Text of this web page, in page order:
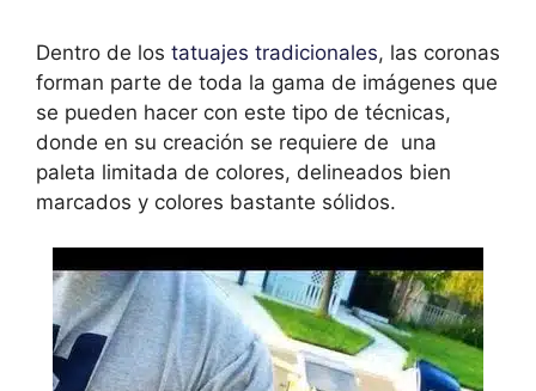
Dentro de los tatuajes tradicionales, las coronas
forman parte de toda la gama de imágenes que
se pueden hacer con este tipo de técnicas,
donde en su creación se requiere de una
paleta limitada de colores, delineados bien
marcados y colores bastante sólidos.